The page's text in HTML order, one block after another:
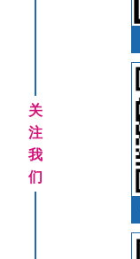
关
注
我
们